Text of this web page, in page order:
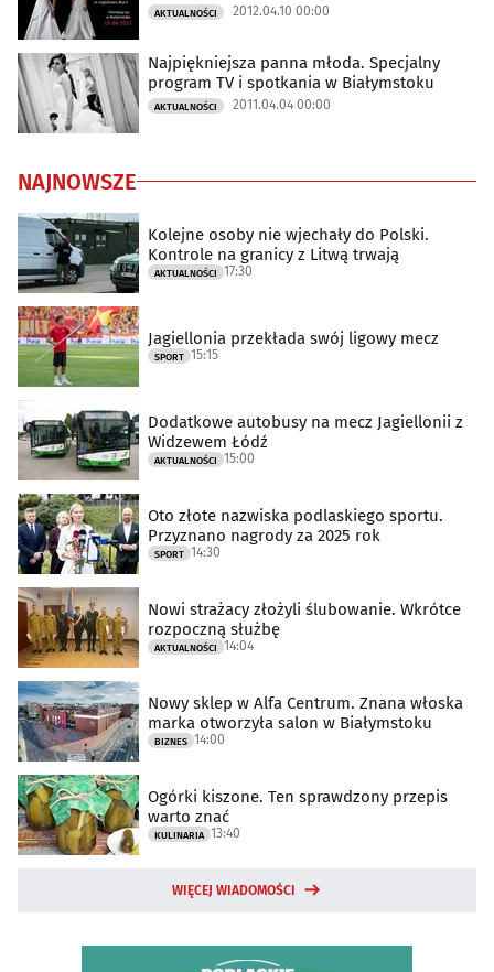
AKTUALNOŚCI 2012.04.10 00:00
Najpiękniejsza panna młoda. Specjalny
program TV i spotkania w Białymstoku
AKTUALNOŚCI 2011.04.04 00:00
NAJNOWSZE
Kolejne osoby nie wjechały do Polski.
Kontrole na granicy z Litwą trwają
AKTUALNOŚCI 17:30
Jagiellonia przekłada swój ligowy mecz
SPORT 15:15
Dodatkowe autobusy na mecz Jagiellonii z
Widzewem Łódź
AKTUALNOŚCI 15:00
Oto złote nazwiska podlaskiego sportu.
Przyznano nagrody za 2025 rok
SPORT 14:30
Nowi strażacy złożyli ślubowanie. Wkrótce
rozpoczną służbę
AKTUALNOŚCI 14:04
Nowy sklep w Alfa Centrum. Znana włoska
marka otworzyła salon w Białymstoku
BIZNES 14:00
Ogórki kiszone. Ten sprawdzony przepis
warto znać
KULINARIA 13:40
WIĘCEJ WIADOMOŚCI